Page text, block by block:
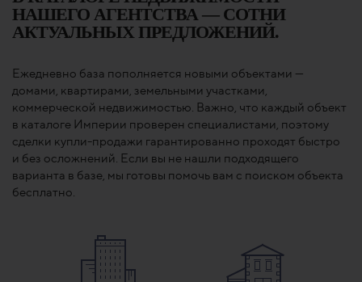
НАШЕГО АГЕНТСТВА — СОТНИ
АКТУАЛЬНЫХ ПРЕДЛОЖЕНИЙ.
Ежедневно база пополняется новыми объектами —
домами, квартирами, земельными участками,
коммерческой недвижимостью. Важно, что каждый объект
в каталоге Империи проверен специалистами, поэтому
сделки купли-продажи гарантированно проходят быстро
и без осложнений. Если вы не нашли подходящего
варианта в базе, мы готовы помочь вам с поиском объекта
бесплатно.